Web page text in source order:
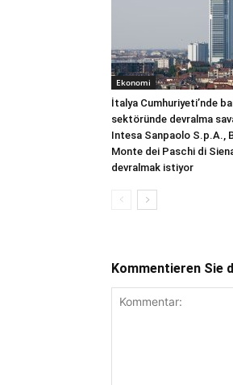
Ekonomi
İtalya Cumhuriyeti’nde
sektöründe devralma
Intesa Sanpaolo S.p.A.,
Monte dei Paschi di Siena
devralmak istiyor
Kommentieren Sie